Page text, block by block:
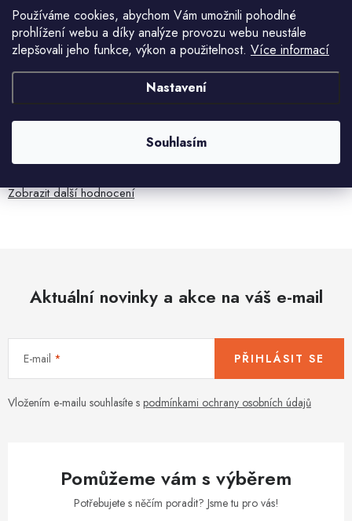
Používáme cookies, abychom Vám umožnili pohodlné
prohlížení webu a díky analýze provozu webu neustále
zlepšovali jeho funkce, výkon a použitelnost. Více informací
Nastavení
Souhlasím
HELENA MINAŘÍKOVÁ
5.8.2026
Je sice větší ale vypadá dobře
Ivana Mimrackova
2.8.2026
Zobrazit další hodnocení
Aktuální novinky a akce na váš e-mail
E-mail
Vložením e-mailu souhlasíte s podmínkami ochrany osobních údajů
PŘIHLÁSIT SE
Pomůžeme vám s výběrem
Potřebujete s něčím poradit? Jsme tu pro vás!